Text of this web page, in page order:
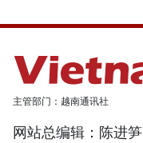
主管部门：越南通讯社
网站总编辑：陈进笋